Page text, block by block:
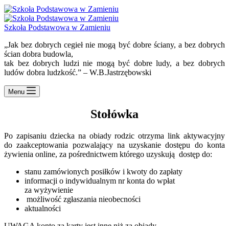
Szkoła Podstawowa w Zamieniu
„Jak bez dobrych cegieł nie mogą być dobre ściany, a bez dobrych
ścian dobra budowla,
tak bez dobrych ludzi nie mogą być dobre ludy, a bez dobrych
ludów dobra ludzkość.” – W.B.Jastrzębowski
Menu
Stołówka
Po zapisaniu dziecka na obiady rodzic otrzyma link aktywacyjny
do zaakceptowania pozwalający na uzyskanie dostępu do konta
żywienia online, za pośrednictwem którego uzyskują dostęp do:
stanu zamówionych posiłków i kwoty do zapłaty
informacji o indywidualnym nr konta do wpłat
za wyżywienie
możliwość zgłaszania nieobecności
aktualności